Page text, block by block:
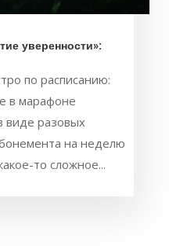
уверенности»:
по расписанию:
в марафоне
виде разовых
на неделю
то сложное...